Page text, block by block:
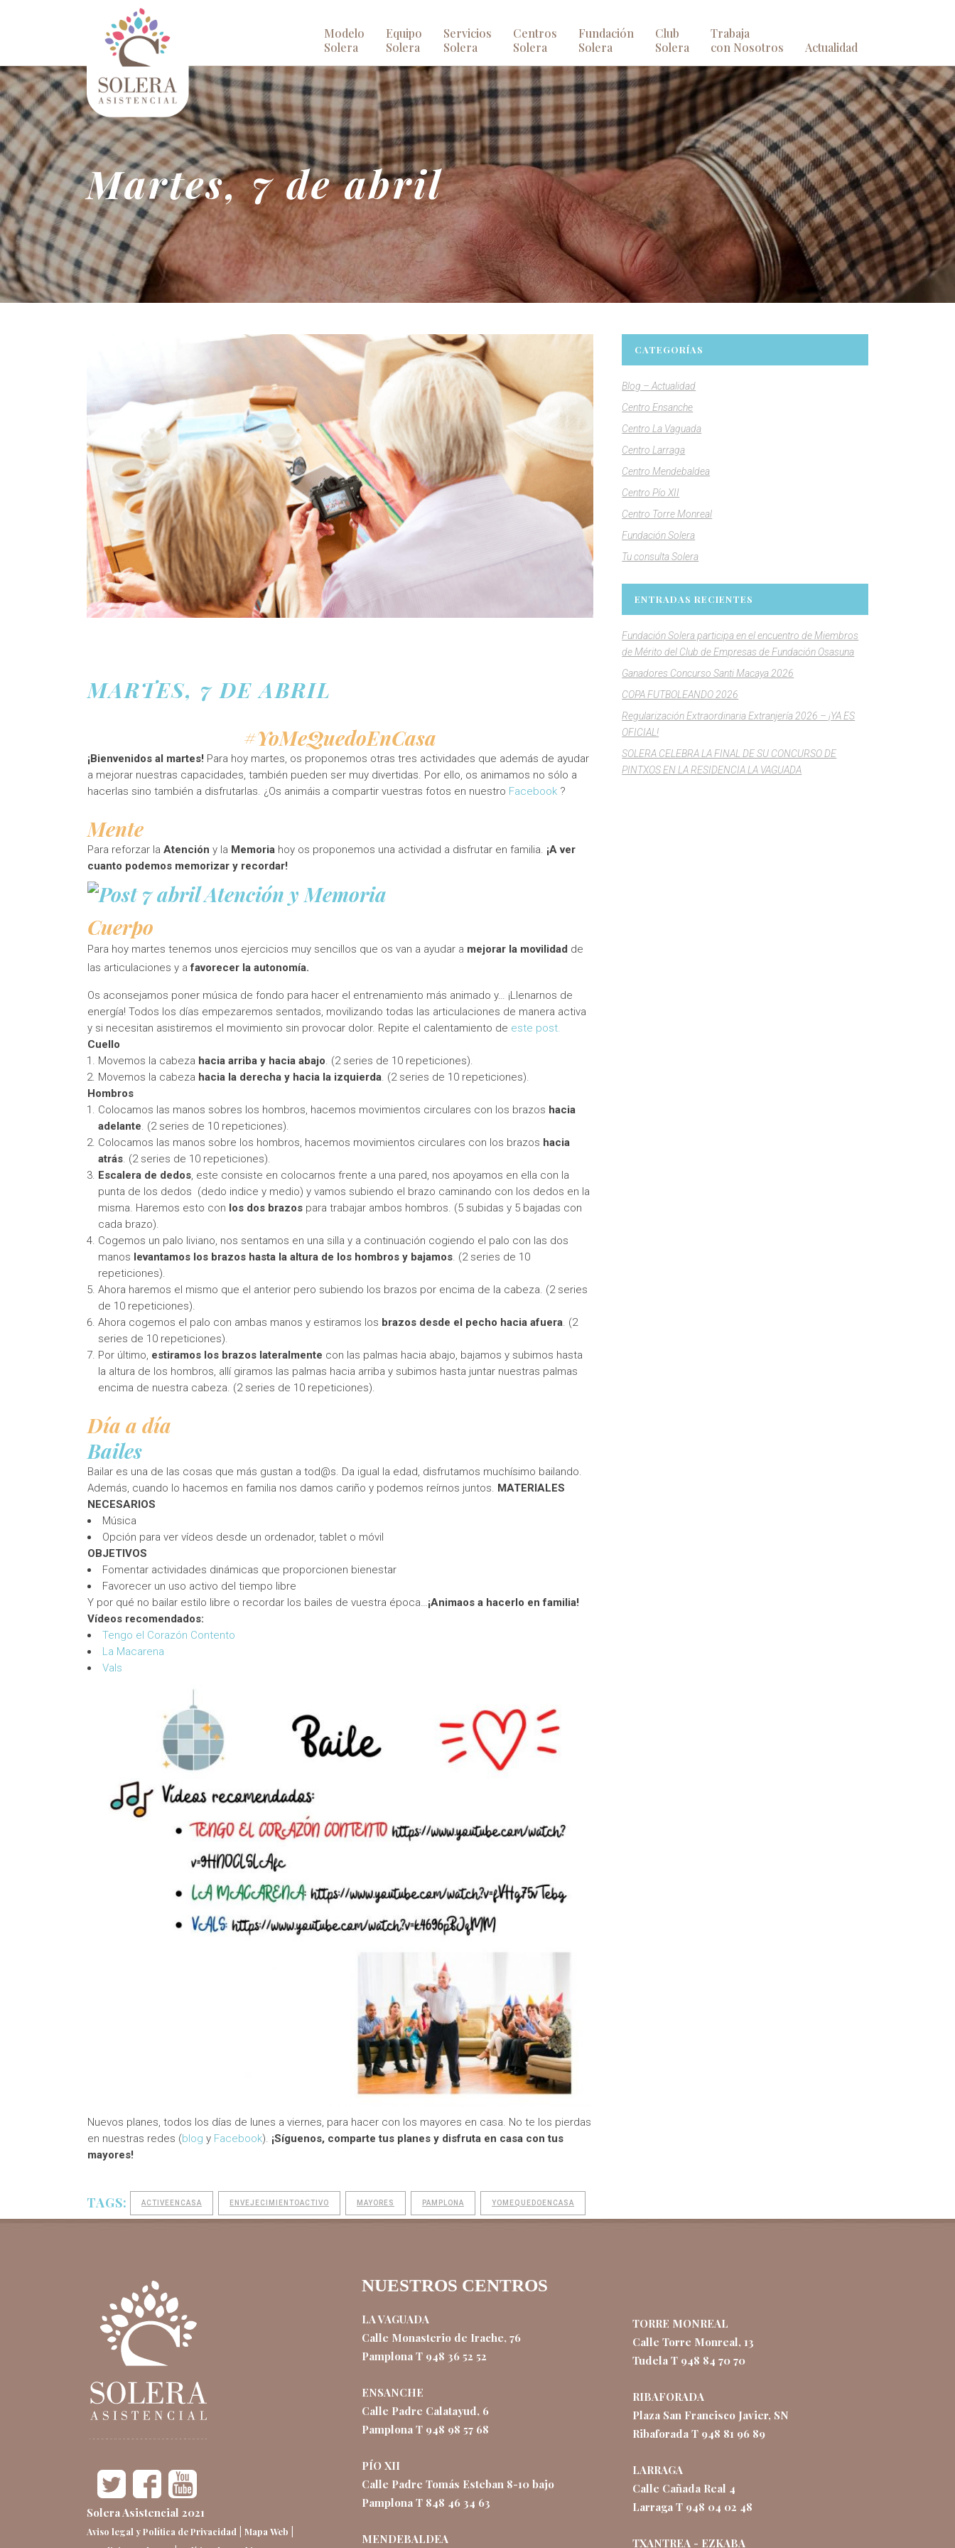
Modelo
Solera
Equipo
Solera
Servicios
Solera
Centros
Solera
Fundación
Solera
Club
Solera
Trabaja
con Nosotros
Actualidad
Martes, 7 de abril
MARTES, 7 DE ABRIL
#YoMeQuedoEnCasa
¡Bienvenidos al martes! Para hoy martes, os proponemos otras tres actividades que además de ayudar
a mejorar nuestras capacidades, también pueden ser muy divertidas. Por ello, os animamos no sólo a
hacerlas sino también a disfrutarlas. ¿Os animáis a compartir vuestras fotos en nuestro Facebook ?
Mente
Para reforzar la Atención y la Memoria hoy os proponemos una actividad a disfrutar en familia. ¡A ver
cuanto podemos memorizar y recordar!
Cuerpo
Para hoy martes tenemos unos ejercicios muy sencillos que os van a ayudar a mejorar la movilidad de
las articulaciones y afavorecer la autonomía.
Os aconsejamos poner música de fondo para hacer el entrenamiento más animado y… ¡Llenarnos de
energía! Todos los días empezaremos sentados, movilizando todas las articulaciones de manera activa
y si necesitan asistiremos el movimiento sin provocar dolor. Repite el calentamiento de este post.
Cuello
Movemos la cabeza hacia arriba y hacia abajo. (2 series de 10 repeticiones).
Movemos la cabeza hacia la derecha y hacia la izquierda. (2 series de 10 repeticiones).
Hombros
Colocamos las manos sobres los hombros, hacemos movimientos circulares con los brazos hacia
adelante. (2 series de 10 repeticiones).
Colocamos las manos sobre los hombros, hacemos movimientos circulares con los brazos hacia
atrás. (2 series de 10 repeticiones).
Escalera de dedos, este consiste en colocarnos frente a una pared, nos apoyamos en ella con la
punta de los dedos (dedo indice y medio) y vamos subiendo el brazo caminando con los dedos en la
misma. Haremos esto con los dos brazos para trabajar ambos hombros. (5 subidas y 5 bajadas con
cada brazo).
Cogemos un palo liviano, nos sentamos en una silla y a continuación cogiendo el palo con las dos
manos levantamos los brazos hasta la altura de los hombros y bajamos. (2 series de 10
repeticiones).
Ahora haremos el mismo que el anterior pero subiendo los brazos por encima de la cabeza. (2 series
de 10 repeticiones).
Ahora cogemos el palo con ambas manos y estiramos los brazos desde el pecho hacia afuera. (2
series de 10 repeticiones).
Por último, estiramos los brazos lateralmente con las palmas hacia abajo, bajamos y subimos hasta
la altura de los hombros, allí giramos las palmas hacia arriba y subimos hasta juntar nuestras palmas
encima de nuestra cabeza. (2 series de 10 repeticiones).
Día a día
Bailes
Bailar es una de las cosas que más gustan a tod@s. Da igual la edad, disfrutamos muchísimo bailando.
Además, cuando lo hacemos en familia nos damos cariño y podemos reírnos juntos. MATERIALES
NECESARIOS
Música
Opción para ver vídeos desde un ordenador, tablet o móvil
OBJETIVOS
Fomentar actividades dinámicas que proporcionen bienestar
Favorecer un uso activo del tiempo libre
Y por qué no bailar estilo libre o recordar los bailes de vuestra época…¡Animaos a hacerlo en familia!
Vídeos recomendados:
Tengo el Corazón Contento
La Macarena
Vals
Nuevos planes, todos los días de lunes a viernes, para hacer con los mayores en casa. No te los pierdas
en nuestras redes (blog y Facebook). ¡Síguenos, comparte tus planes y disfruta en casa con tus
mayores!
TAGS: ACTIVEENCASA ENVEJECIMIENTOACTIVO MAYORES PAMPLONA YOMEQUEDOENCASA
CATEGORÍAS
Blog – Actualidad
Centro Ensanche
Centro La Vaguada
Centro Larraga
Centro Mendebaldea
Centro Pío XII
Centro Torre Monreal
Fundación Solera
Tu consulta Solera
ENTRADAS RECIENTES
Fundación Solera participa en el encuentro de Miembros
de Mérito del Club de Empresas de Fundación Osasuna
Ganadores Concurso Santi Macaya 2026
COPA FUTBOLEANDO 2026
Regularización Extraordinaria Extranjería 2026 – ¡YA ES
OFICIAL!
SOLERA CELEBRA LA FINAL DE SU CONCURSO DE
PINTXOS EN LA RESIDENCIA LA VAGUADA
Solera Asistencial 2021
Aviso legal y Política de Privacidad | Mapa Web |
NUESTROS CENTROS
LA VAGUADA
Calle Monasterio de Irache, 76
Pamplona T 948 36 52 52
ENSANCHE
Calle Padre Calatayud, 6
Pamplona T 948 98 57 68
PÍO XII
Calle Padre Tomás Esteban 8-10 bajo
Pamplona T 848 46 34 63
MENDEBALDEA
TORRE MONREAL
Calle Torre Monreal, 13
Tudela T 948 84 70 70
RIBAFORADA
Plaza San Francisco Javier, SN
Ribaforada T 948 81 96 89
LARRAGA
Calle Cañada Real 4
Larraga T 948 04 02 48
TXANTREA - EZKABA